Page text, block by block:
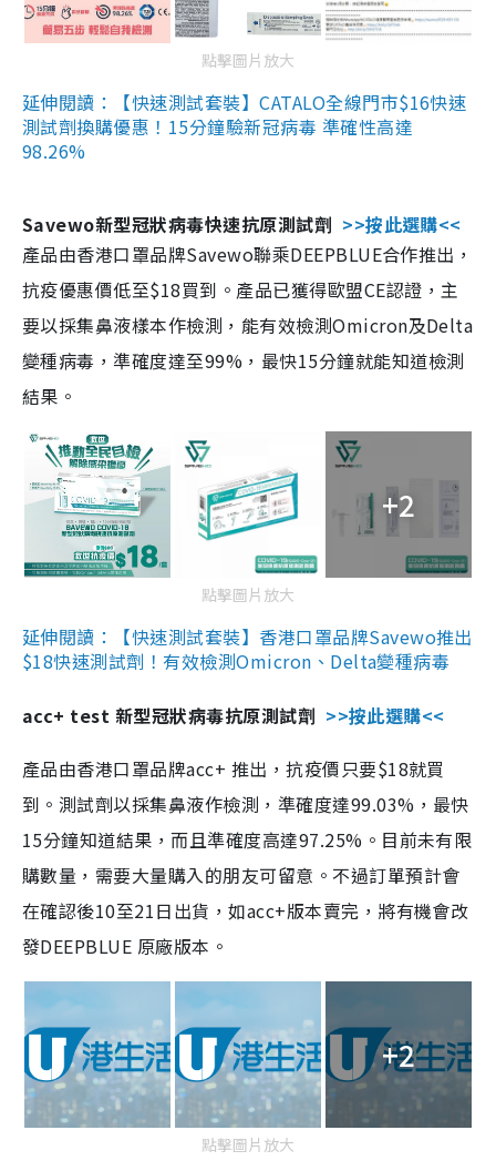
點擊圖片放大
延伸閱讀：【快速測試套裝】CATALO全線門市$16快速
測試劑換購優惠！15分鐘驗新冠病毒 準確性高達
98.26%
Savewo新型冠狀病毒快速抗原測試劑 >>按此選購<<
產品由香港口罩品牌Savewo聯乘DEEPBLUE合作推出，
抗疫優惠價低至$18買到。產品已獲得歐盟CE認證，主
要以採集鼻液樣本作檢測，能有效檢測Omicron及Delta
變種病毒，準確度達至99%，最快15分鐘就能知道檢測
結果。
+2
點擊圖片放大
延伸閱讀：【快速測試套裝】香港口罩品牌Savewo推出
$18快速測試劑！有效檢測Omicron、Delta變種病毒
acc+ test 新型冠狀病毒抗原測試劑 >>按此選購<<
產品由香港口罩品牌acc+ 推出，抗疫價只要$18就買
到。測試劑以採集鼻液作檢測，準確度達99.03%，最快
15分鐘知道結果，而且準確度高達97.25%。目前未有限
購數量，需要大量購入的朋友可留意。不過訂單預計會
在確認後10至21日出貨，如acc+版本賣完，將有機會改
發DEEPBLUE 原廠版本。
+2
點擊圖片放大